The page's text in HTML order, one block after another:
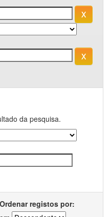
da pesquisa.
Ordenar registos por: